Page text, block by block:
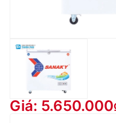
Giá: 5.650.000